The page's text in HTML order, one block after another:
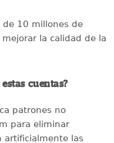
de 10 millones de
la calidad de la
cuentas?
patrones no
para eliminar
artificialmente las